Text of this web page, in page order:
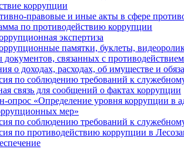
коррупции
правовые и иные акты в сфере
по противодействию коррупции
экспертиза
памятки, буклеты,
связанных с
о доходах, расходах, об имуществе и
по соблюдению требований к
связь для сообщений о фактах коррупции
опрос «Определение уровня коррупции в
мер»
по соблюдению требований к
по противодействию коррупции в